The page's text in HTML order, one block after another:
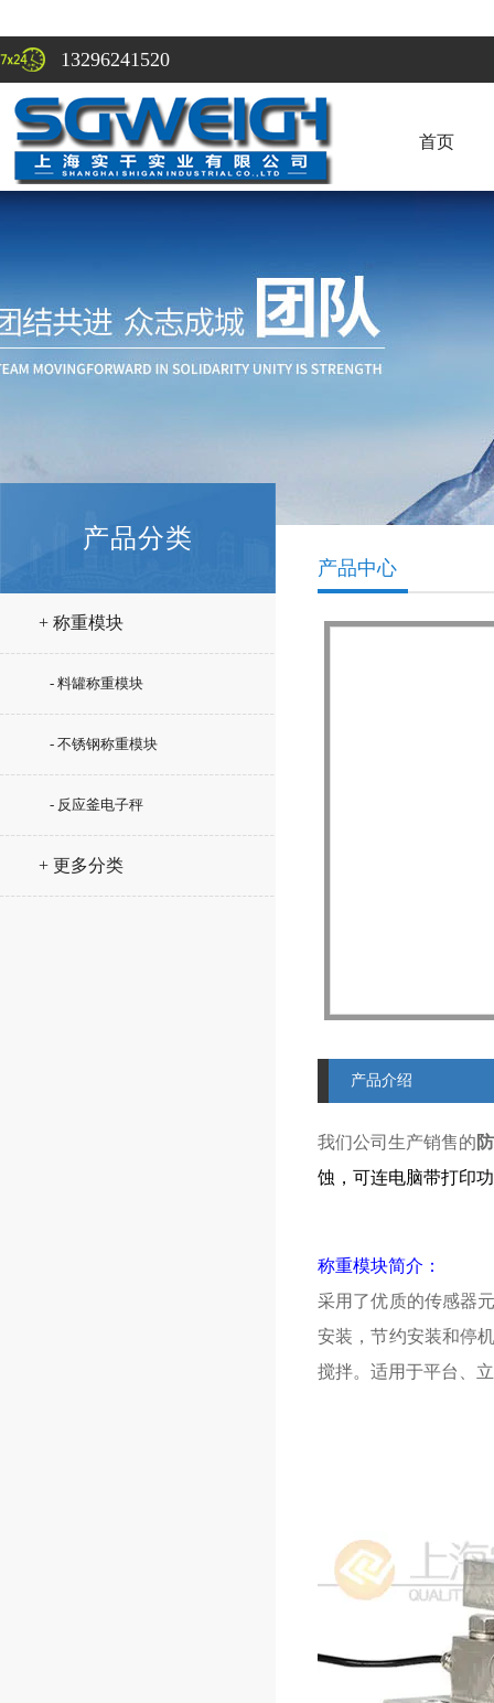
13296241520
首页
产品分类
+ 称重模块
- 料罐称重模块
- 不锈钢称重模块
- 反应釜电子秤
+ 更多分类
产品中心
产品介绍
我们公司生产销售的
蚀，可连电脑带打印
称重模块简介：
采用了优质的传感器
安装，节约安装和停
搅拌。适用于平台、